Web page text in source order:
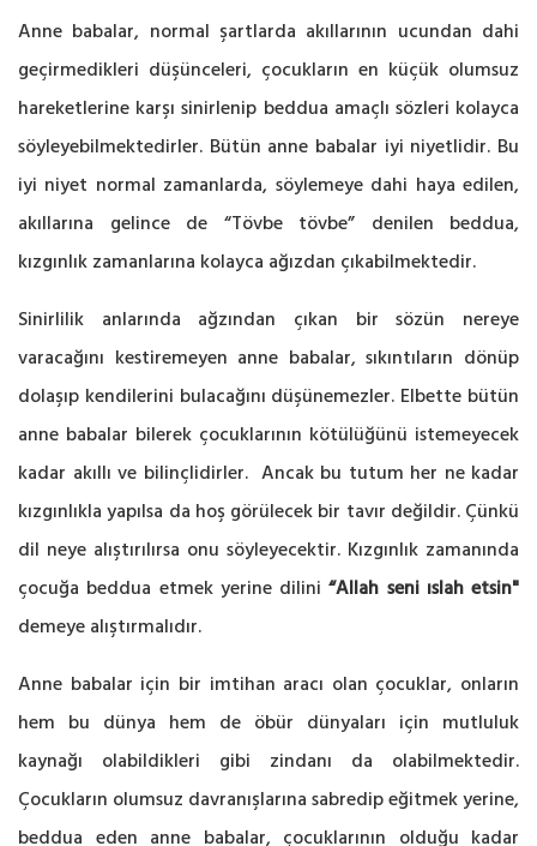
Anne babalar, normal şartlarda akıllarının ucundan dahi
geçirmedikleri düşünceleri, çocukların en küçük olumsuz
hareketlerine karşı sinirlenip beddua amaçlı sözleri kolayca
söyleyebilmektedirler. Bütün anne babalar iyi niyetlidir. Bu
iyi niyet normal zamanlarda, söylemeye dahi haya edilen,
akıllarına gelince de “Tövbe tövbe” denilen beddua,
kızgınlık zamanlarına kolayca ağızdan çıkabilmektedir.
Sinirlilik anlarında ağzından çıkan bir sözün nereye
varacağını kestiremeyen anne babalar, sıkıntıların dönüp
dolaşıp kendilerini bulacağını düşünemezler. Elbette bütün
anne babalar bilerek çocuklarının kötülüğünü istemeyecek
kadar akıllı ve bilinçlidirler. Ancak bu tutum her ne kadar
kızgınlıkla yapılsa da hoş görülecek bir tavır değildir. Çünkü
dil neye alıştırılırsa onu söyleyecektir. Kızgınlık zamanında
çocuğa beddua etmek yerine dilini “Allah seni ıslah etsin"
demeye alıştırmalıdır.
Anne babalar için bir imtihan aracı olan çocuklar, onların
hem bu dünya hem de öbür dünyaları için mutluluk
kaynağı olabildikleri gibi zindanı da olabilmektedir.
Çocukların olumsuz davranışlarına sabredip eğitmek yerine,
beddua eden anne babalar, çocuklarının olduğu kadar